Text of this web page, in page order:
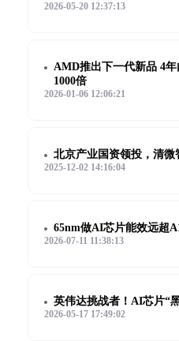
2026-05-20 12:37:13
AMD推出下一代新品 4
1000倍
2026-01-06 12:06:21
北京产业国资领投，清微
2025-12-02 14:16:04
65nm做AI芯片能效远超
2026-07-11 11:38:13
英伟达挑战者！AI芯片“
2026-05-17 17:49:02